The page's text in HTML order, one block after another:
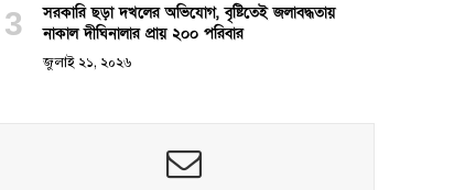
সরকারি ছড়া দখলের অভিযোগ, বৃষ্টিতেই জলাবদ্ধতায়
নাকাল দীঘিনালার প্রায় ২০০ পরিবার
জুলাই ২১, ২০২৬